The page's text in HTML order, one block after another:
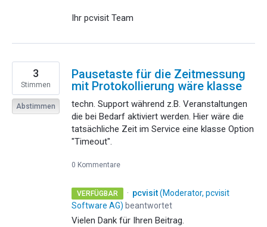
Ihr pcvisit Team
Pausetaste für die Zeitmessung
mit Protokollierung wäre klasse
techn. Support während z.B. Veranstaltungen
die bei Bedarf aktiviert werden. Hier wäre die
tatsächliche Zeit im Service eine klasse Option
"Timeout".
3
Stimmen
Abstimmen
0 Kommentare
VERFÜGBAR · pcvisit(Moderator, pcvisit
Software AG) beantwortet
Vielen Dank für Ihren Beitrag.